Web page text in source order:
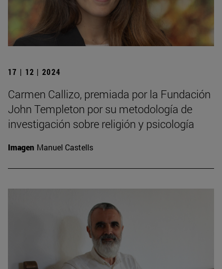
17 | 12 | 2024
Carmen Callizo, premiada por la Fundación
John Templeton por su metodología de
investigación sobre religión y psicología
Imagen Manuel Castells